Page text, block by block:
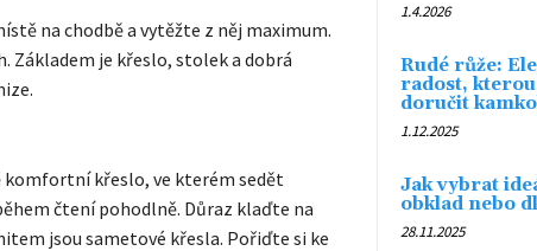
na chodbě a vytěžte z něj maximum.
Základem je křeslo, stolek a dobrá
komfortní křeslo, ve kterém sedět
čtení pohodlně. Důraz klaďte na
jsou sametové křesla. Pořiďte si ke
1.4.2026
Rudé růže:
radost,
doručit
1.12.2025
Jak vybrat
obklad nebo
28.11.2025